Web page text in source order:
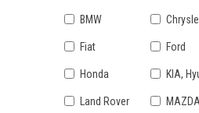
BMW
Fiat Ford
Honda KIA,
Land Rover MAZDA